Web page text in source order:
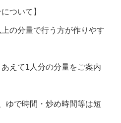
ついて】
の分量で行う方が作りやす
えて1人分の分量をご案内
ゆで時間・炒め時間等は短